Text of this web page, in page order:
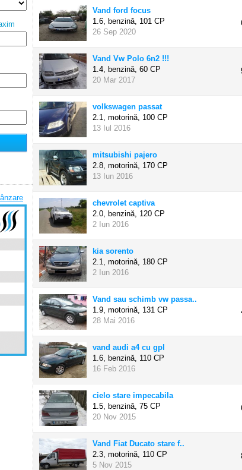
Vand ford focus
1.6, benzină, 101 CP
26 Sep 2020
Vand Vw Polo 6n2 !!!
1.4, benzină, 60 CP
20 Mar 2017
volkswagen passat
2.1, motorină, 100 CP
13 Iul 2016
mitsubishi pajero
2.8, motorină, 170 CP
13 Iun 2016
chevrolet captiva
2.0, benzină, 120 CP
2 Iun 2016
kia sorento
2.1, motorină, 180 CP
2 Iun 2016
Vand sau schimb vw passa..
1.9, motorină, 131 CP
28 Mai 2016
vand audi a4 cu gpl
1.6, benzină, 110 CP
16 Feb 2016
cielo stare impecabila
1.5, benzină, 75 CP
20 Nov 2015
Vand Fiat Ducato stare f..
2.3, motorină, 110 CP
5 Nov 2015